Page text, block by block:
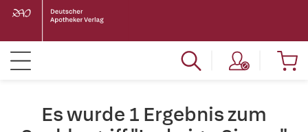
Es wurde 1 Ergebnis zum